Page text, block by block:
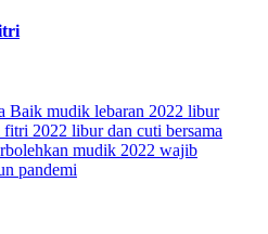
Baik mudik lebaran 2022 libur
fitri 2022 libur dan cuti bersama
mudik 2022 wajib
pandemi